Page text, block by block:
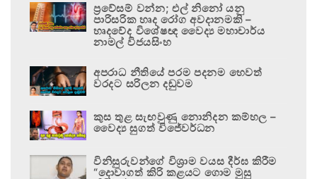
ප්‍රවේසම් වන්න; එල් නිනෝ යනු
පාරිසරික හෘද රෝග අවදානමකි –
හෘදවේද විශේෂඥ වෛද්‍ය මහාචාර්ය
නාමල් විජයසිංහ
අපරාධ නීතියේ පරම පදනම හෙවත්
වරදට සරිලන දඬුවම
කුස තුළ සැඟවුණු නොනිදන කම්හල –
වෛද්‍ය සුගත් විජේවර්ධන
විනිසුරුවන්ගේ විශ්‍රාම වයස දීර්ඝ කිරීම
“දොවාගත් කිරි කළයට ගොම මුසු